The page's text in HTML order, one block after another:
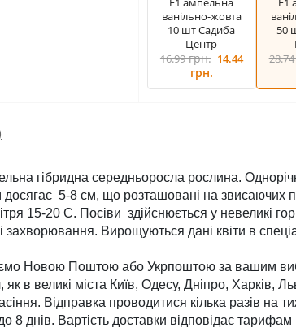
ванільно-жовта
10 шт Садиба
Центр
16.99грн. 14.44
грн.
50
28.74
гібридна середньоросла рослина.
5-8 см, що розташовані на звисаючих
15-20 С. Посіви  здійснюється у невеликі
захворювання. Вирощуються дані квіти в
Новою Поштою або Укрпоштою за вашим
великі міста Київ, Одесу, Дніпро, Харків,
Відправка проводитися кілька разів на
8 днів. Вартість доставки відповідає